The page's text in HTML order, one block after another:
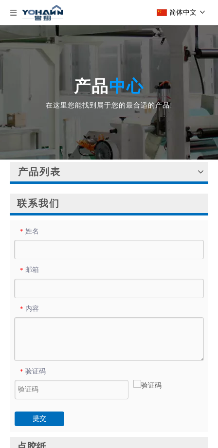
简体中文
产品中心
在这里您能找到属于您的最合适的产品!
产品列表
联系我们
* 姓名
* 邮箱
* 内容
* 验证码
提交